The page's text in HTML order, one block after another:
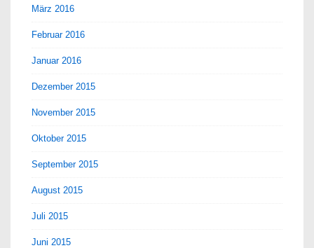
März 2016
Februar 2016
Januar 2016
Dezember 2015
November 2015
Oktober 2015
September 2015
August 2015
Juli 2015
Juni 2015